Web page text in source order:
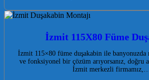
İzmit 115X80 Füme
İzmit 115×80 füme duşakabin ile banyonuzda
ve fonksiyonel bir çözüm arıyorsanız, doğru
İzmit merkezli firmamız,…